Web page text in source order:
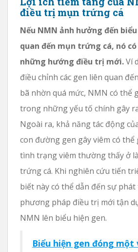
điều trị mụn trứng cá
Nếu NMN ảnh hưởng đến
quan đến mụn trứng cá, nó
những hướng điều trị mới.Ví
điều chỉnh các gen liên quan
bã nhờn quá mức, NMN có thể
trong những yếu tố chính gây
Ngoài ra, khả năng tác động
con đường gen gây viêm có
tình trạng viêm thường thấy ở
trứng cá. Khi nghiên cứu tiến
biết này có thể dẫn đến sự phát
phương pháp điều trị mới tận
NMN lên biểu hiện gen.
Biểu hiện gen đóng